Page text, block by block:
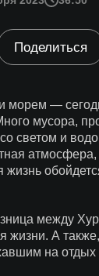
Поделиться
морем —
мусора,
светом и
атмосфера,
между
жизни. А
на отдых